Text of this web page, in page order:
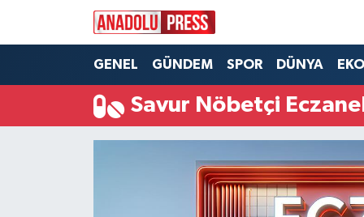
GENEL GÜNDEM SPOR DÜNYA
Savur Nöbetçi
Nöbetçi Eczaneler
Hava Durumu
Namaz Vakitleri